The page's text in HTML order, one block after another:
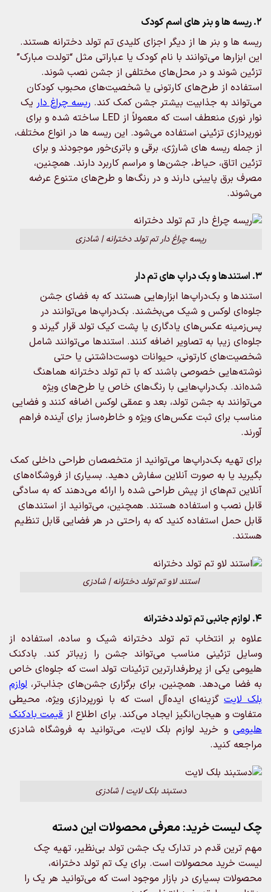
2. ریسه‌ ها و بنر های اسم کودک
ریسه‌ ها و بنر ها از دیگر اجزای کلیدی تم تولد دخترانه هستند.
این ابزارها می‌توانند با نام کودک یا عباراتی مثل “تولدت مبارک”
تزئین شوند و در محل‌های مختلفی از جشن نصب شوند.
استفاده از طرح‌های کارتونی یا شخصیت‌های محبوب کودکان
می‌تواند به جذابیت بیشتر جشن کمک کند. ریسه چراغ‌ دار یک
نوار نوری منعطف است که معمولاً از LED ساخته شده و برای
نورپردازی تزئینی استفاده می‌شود. این ریسه‌ ها در انواع مختلف،
از جمله ریسه‌ های شارژی، برقی و باتری‌خور موجودند و برای
تزئین اتاق، حیاط، جشن‌ها و مراسم کاربرد دارند. همچنین،
مصرف برق پایینی دارند و در رنگ‌ها و طرح‌های متنوع عرضه
می‌شوند.
ریسه چراغ دار تم تولد دخترانه | شادزی
3. استندها و بک‌ دراپ‌ های تم‌ دار
استندها و بک‌دراپ‌ها ابزارهایی هستند که به فضای جشن
جلوه‌ای لوکس و شیک می‌بخشند. بک‌دراپ‌ها می‌توانند در
پس‌زمینه عکس‌های یادگاری یا پشت کیک تولد قرار گیرند و
جلوه‌ای زیبا به تصاویر اضافه کنند. استندها می‌توانند شامل
شخصیت‌های کارتونی، حیوانات دوست‌داشتنی یا حتی
نوشته‌هایی خصوصی باشند که با تم تولد دخترانه هماهنگ
شده‌اند. بک‌دراپ‌هایی با رنگ‌های خاص یا طرح‌های ویژه
می‌توانند به جشن تولد، بعد و عمقی لوکس اضافه کنند و فضایی
مناسب برای ثبت عکس‌های ویژه و خاطره‌ساز برای آینده فراهم
آورند.
برای تهیه بک‌دراپ‌ها می‌توانید از متخصصان طراحی داخلی کمک
بگیرید یا به صورت آنلاین سفارش دهید. بسیاری از فروشگاه‌های
آنلاین تم‌های از پیش طراحی شده را ارائه می‌دهند که به سادگی
قابل نصب و استفاده هستند. همچنین، می‌توانید از استندهای
قابل حمل استفاده کنید که به راحتی در هر فضایی قابل تنظیم
هستند.
استند لاو تم تولد دخترانه | شادزی
4. لوازم جانبی تم تولد دخترانه
علاوه بر انتخاب تم تولد دخترانه شیک و ساده، استفاده از
وسایل تزئینی مناسب می‌تواند جشن را زیباتر کند. بادکنک
هلیومی یکی از پرطرفدارترین تزئینات تولد است که جلوه‌ای خاص
به فضا می‌دهد. همچنین، برای برگزاری جشن‌های جذاب‌تر، لوازم
بلک لایتگزینه‌ای ایده‌آل است که با نورپردازی ویژه، محیطی
متفاوت و هیجان‌انگیز ایجاد می‌کند. برای اطلاع ازقیمت بادکنک
هلیومی و خرید لوازم بلک لایت، می‌توانید به فروشگاه شادزی
مراجعه کنید.
دستبند بلک لایت | شادزی
چک‌ لیست خرید: معرفی محصولات این دسته
مهم ترین قدم در تدارک یک جشن تولد بی‌نظیر، تهیه چک‌
لیست خرید محصولات است. برای یک تم تولد دخترانه،
محصولات بسیاری در بازار موجود است که می‌توانید هر یک را